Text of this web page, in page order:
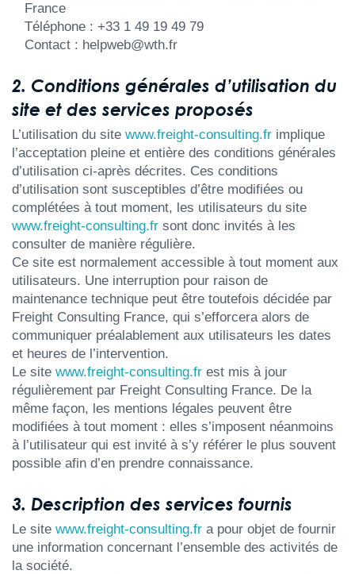
France
Téléphone : +33 1 49 19 49 79
Contact : helpweb@wth.fr
2. Conditions générales d’utilisation du
site et des services proposés
L’utilisation du site www.freight-consulting.fr implique
l’acceptation pleine et entière des conditions générales
d’utilisation ci-après décrites. Ces conditions
d’utilisation sont susceptibles d’être modifiées ou
complétées à tout moment, les utilisateurs du site
www.freight-consulting.fr sont donc invités à les
consulter de manière régulière.
Ce site est normalement accessible à tout moment aux
utilisateurs. Une interruption pour raison de
maintenance technique peut être toutefois décidée par
Freight Consulting France, qui s’efforcera alors de
communiquer préalablement aux utilisateurs les dates
et heures de l’intervention.
Le site www.freight-consulting.fr est mis à jour
régulièrement par Freight Consulting France. De la
même façon, les mentions légales peuvent être
modifiées à tout moment : elles s’imposent néanmoins
à l’utilisateur qui est invité à s’y référer le plus souvent
possible afin d’en prendre connaissance.
3. Description des services fournis
Le site www.freight-consulting.fr a pour objet de fournir
une information concernant l’ensemble des activités de
la société.